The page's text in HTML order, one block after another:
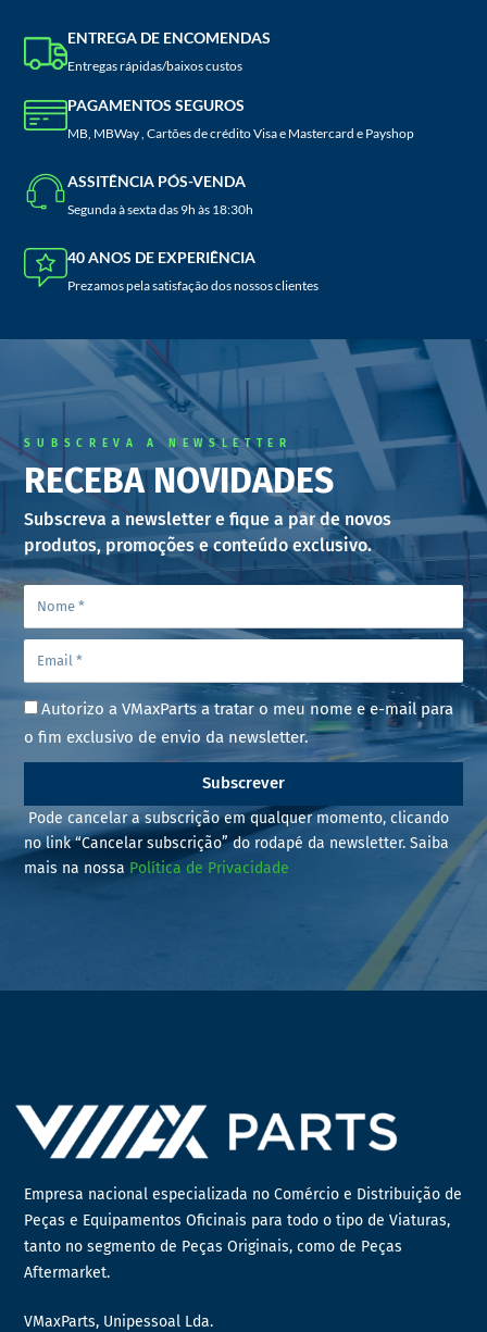
ENTREGA DE ENCOMENDAS
Entregas rápidas/baixos custos
PAGAMENTOS SEGUROS
MB, MBWay , Cartões de crédito Visa e Mastercard e Payshop
ASSITÊNCIA PÓS-VENDA
Segunda à sexta das 9h às 18:30h
40 ANOS DE EXPERIÊNCIA
Prezamos pela satisfação dos nossos clientes
SUBSCREVA A NEWSLETTER
RECEBA NOVIDADES
Subscreva a newsletter e fique a par de novos
produtos, promoções e conteúdo exclusivo.
Autorizo a VMaxParts a tratar o meu nome e e-mail para
o fim exclusivo de envio da newsletter.
Subscrever
Pode cancelar a subscrição em qualquer momento, clicando
no link “Cancelar subscrição” do rodapé da newsletter. Saiba
mais na nossa Política de Privacidade
Empresa nacional especializada no Comércio e Distribuição de
Peças e Equipamentos Oficinais para todo o tipo de Viaturas,
tanto no segmento de Peças Originais, como de Peças
Aftermarket.
VMaxParts, Unipessoal Lda.